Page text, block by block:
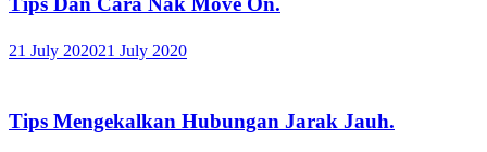
21 July 202021 July 2020
Tips Mengekalkan Hubungan Jarak Jauh.